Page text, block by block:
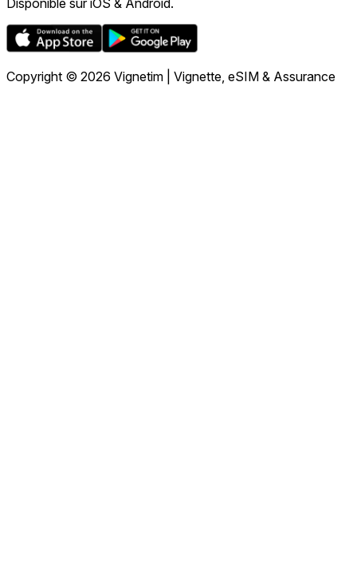
Disponible sur iOS & Android.
Copyright © 2026 Vignetim | Vignette, eSIM & Assurance